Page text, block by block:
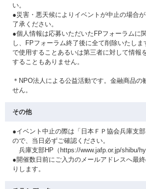
い。
●災害・悪天候によりイベントが中止の場合
了承ください。
●個人情報は応募いただいたFPフォーラムに
し、FPフォーラム終了後に全て削除いたし
で使用することあるいは第三者に対して情報
することもありません。
＊NPO法人による公益活動です。金融商品の
せん。
その他
●イベント中止の際は「日本ＦＰ協会兵庫支
ので、当日必ずご確認ください。
兵庫支部HP（https://www.jafp.or.jp/shibu/
●開催数日前にご入力のメールアドレスへ最
りします。